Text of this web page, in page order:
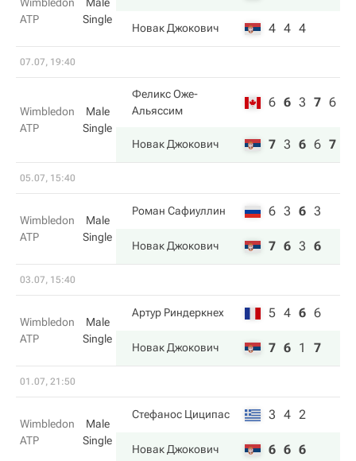
ATP
Single
Новак Джокович 4 4 4
07.07, 19:40
Wimbledon
ATP
Male
Single
Феликс Оже-
Альяссим
6 6 3 7 6
Новак Джокович 7 3 6 6 7
05.07, 15:40
Wimbledon
ATP
Male
Single
Роман Сафиуллин 6 3 6 3
Новак Джокович 7 6 3 6
03.07, 15:40
Wimbledon
ATP
Male
Single
Артур Риндеркнех 5 4 6 6
Новак Джокович 7 6 1 7
01.07, 21:50
Wimbledon
ATP
Male
Single
Стефанос Циципас 3 4 2
Новак Джокович 6 6 6